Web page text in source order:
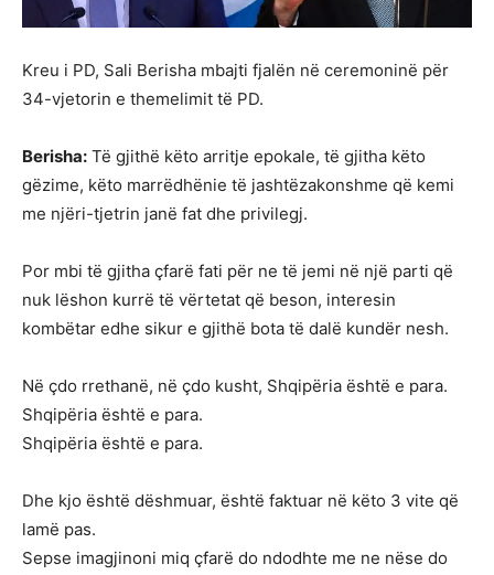
Kreu i PD, Sali Berisha mbajti fjalën në ceremoninë për
34-vjetorin e themelimit të PD.
Berisha: Të gjithë këto arritje epokale, të gjitha këto
gëzime, këto marrëdhënie të jashtëzakonshme që kemi
me njëri-tjetrin janë fat dhe privilegj.
Por mbi të gjitha çfarë fati për ne të jemi në një parti që
nuk lëshon kurrë të vërtetat që beson, interesin
kombëtar edhe sikur e gjithë bota të dalë kundër nesh.
Në çdo rrethanë, në çdo kusht, Shqipëria është e para.
Shqipëria është e para.
Shqipëria është e para.
Dhe kjo është dëshmuar, është faktuar në këto 3 vite që
lamë pas.
Sepse imagjinoni miq çfarë do ndodhte me ne nëse do